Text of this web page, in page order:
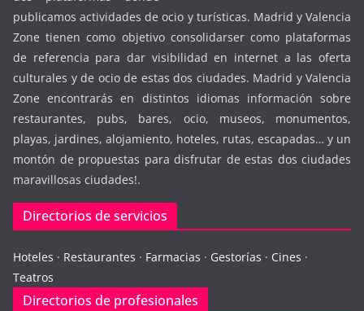
publicamos actividades de ocio y turísticas. Madrid y Valencia
Zone tienen como objetivo consolidarser como plataformas
de referencia para dar visibilidad en internet a las oferta
culturales y de ocio de estas dos ciudades. Madrid y Valencia
Zone encontrarás en distintos idiomas información sobre
restaurantes, pubs, bares, ocio, museos, monumentos,
playas, jardines, alojamiento, hoteles, rutas, escapadas… y un
montón de propuestas para disfrutar de estas dos ciudades
maravillosas ciudades!.
Directorios de servicios
Hoteles · Restaurantes · Farmacias · Gestorías · Cines ·
Teatros
Directorios de profesionales